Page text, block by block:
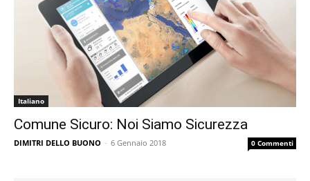
Italiano
Comune Sicuro: Noi Siamo Sicurezza
DIMITRI DELLO BUONO - 6 Gennaio 2018 0 Commenti